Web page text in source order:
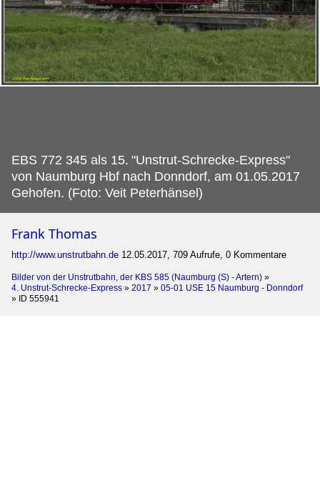
EBS 772 345 als 15. "Unstrut-Schrecke-Express"
von Naumburg Hbf nach Donndorf, am 01.05.2017
Gehofen. (Foto: Veit Peterhänsel)
Frank Thomas
http://www.unstrutbahn.de 12.05.2017, 709 Aufrufe, 0 Kommentare
Bilder von der Unstrutbahn, der KBS 585 (Naumburg (S) - Artern) »
4. Unstrut-Schrecke-Express » 2017 » 05-01 USE 15 Naumburg - Donndorf
» ID 555941